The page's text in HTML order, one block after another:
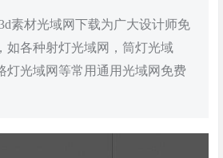
素材光域网下载为广大设计师免
如各种射灯光域网，筒灯光域
灯光域网等常用通用光域网免费